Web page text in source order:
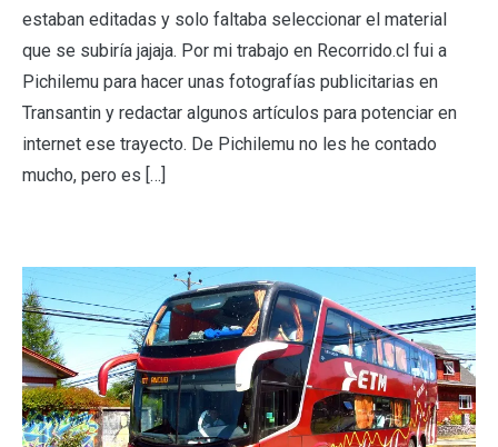
estaban editadas y solo faltaba seleccionar el material
que se subiría jajaja. Por mi trabajo en Recorrido.cl fui a
Pichilemu para hacer unas fotografías publicitarias en
Transantin y redactar algunos artículos para potenciar en
internet ese trayecto. De Pichilemu no les he contado
mucho, pero es […]